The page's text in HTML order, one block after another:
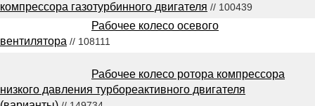
компрессора газотурбинного двигателя // 100439
Рабочее колесо осевого
вентилятора // 108111
Рабочее колесо ротора компрессора
низкого давления турбореактивного двигателя